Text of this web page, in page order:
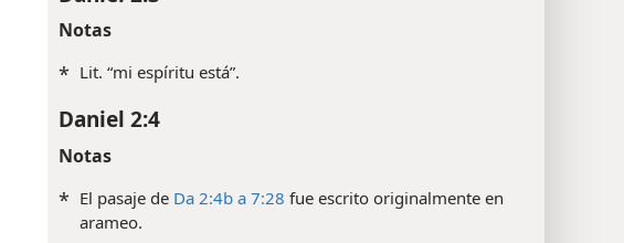
Daniel 2:3
Notas
* Lit. “mi espíritu está”.
Daniel 2:4
Notas
El pasaje de